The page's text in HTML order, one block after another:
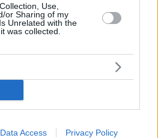
Use,
or Sharing of my
Unrelated with the
was collected.
Data Access Privacy Policy
11